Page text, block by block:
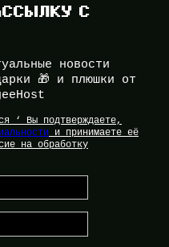
С
новости
🎁 и плюшки от
‘ Вы подтверждаете,
и принимаете её
на обработку